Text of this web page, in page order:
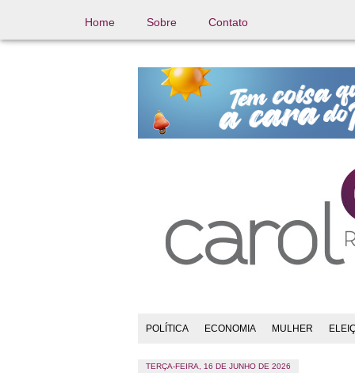
Home Sobre Contato
POLÍTICA ECONOMIA MULHER
TERÇA-FEIRA, 16 DE JUNHO DE 2026